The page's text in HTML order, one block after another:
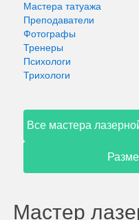
Мастера татуажа
Преподаватели
Фотографы
Тренеры
Психологи
Трихологи
Все мастера
Мастер